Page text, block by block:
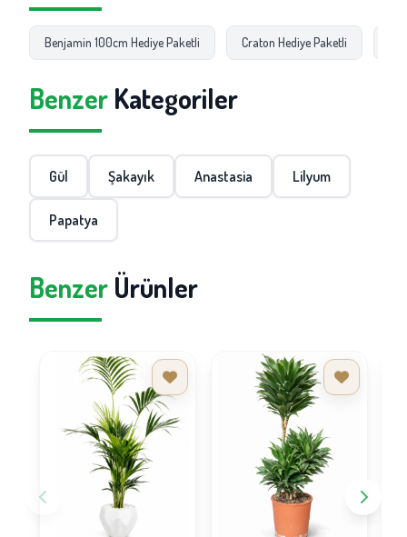
Benjamin 100cm Hediye Paketli Craton Hediye Paketli
Benzer Kategoriler
Gül Şakayık Anastasia Lilyum
Papatya
Benzer Ürünler